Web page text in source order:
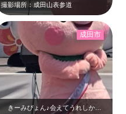
撮影場所：成田山表参道
きーみぴょん♪会えてうれしかったー＼(^o^) ／優しく接してくれてありがと…
成田市